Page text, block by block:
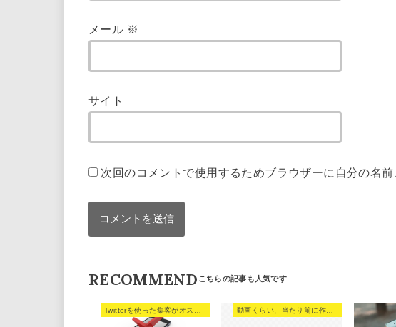
メール ※
サイト
次回のコメントで使用するためブラウザーに自分の名
RECOMMEND